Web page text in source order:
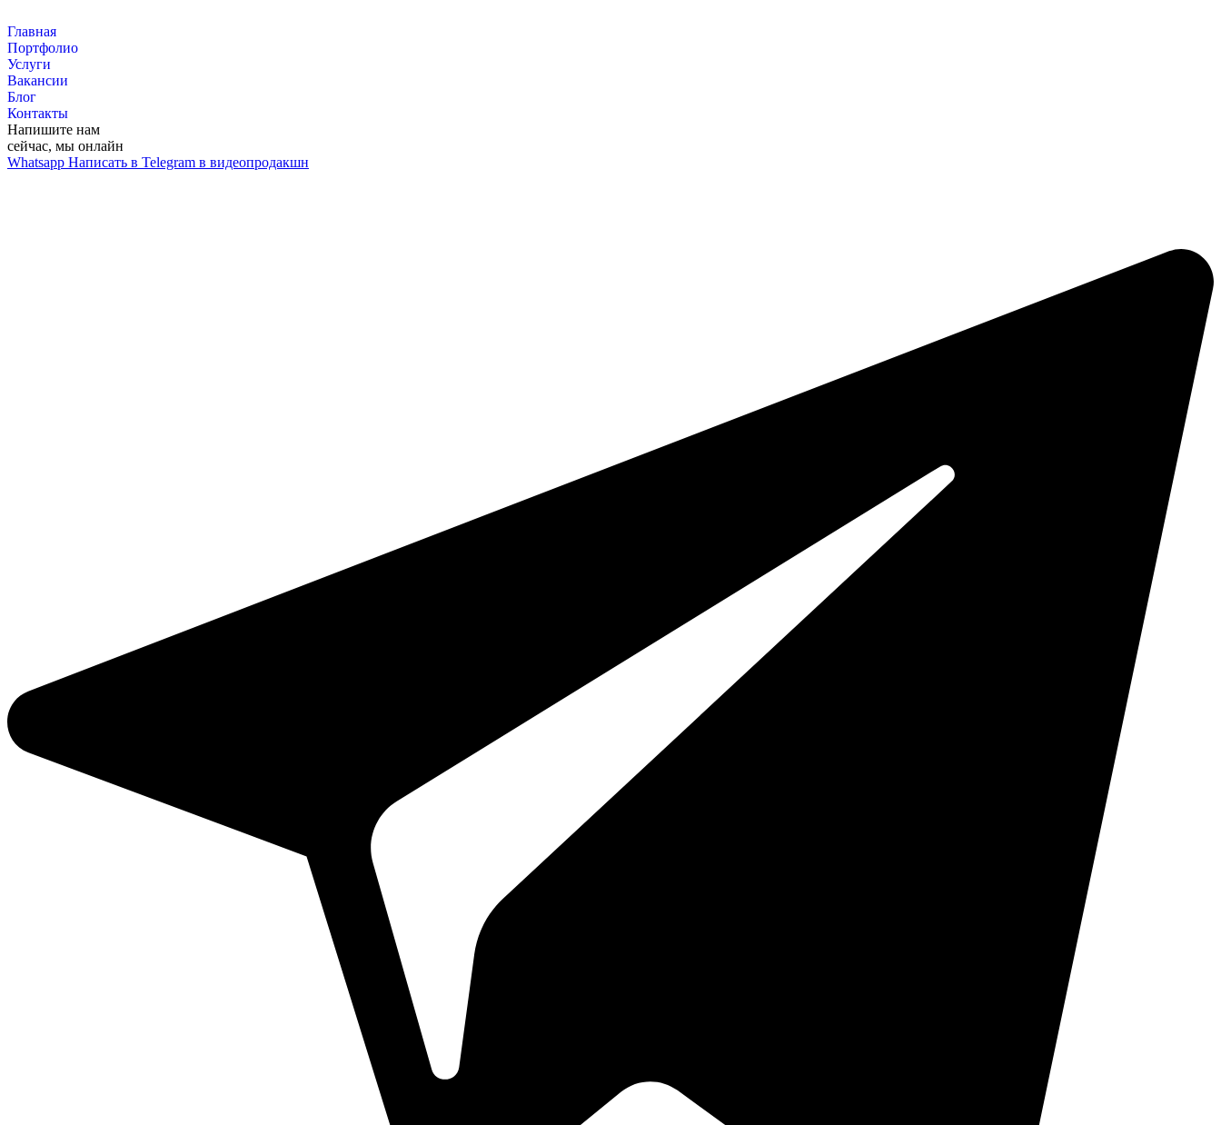
к
контенту
Главная
Портфолио
Услуги
Вакансии
Блог
Контакты
Напишите нам
сейчас, мы онлайн
Whatsapp Написать в Telegram в видеопродакшн